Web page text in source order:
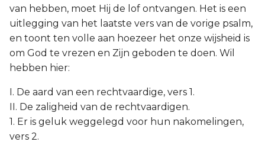
2 Johannes
3 Johannes
Openbaring
van hebben, moet Hij de lof ontvangen. Het is een
uitlegging van het laatste vers van de vorige psalm,
en toont ten volle aan hoezeer het onze wijsheid is
om God te vrezen en Zijn geboden te doen. Wil
hebben hier:
I. De aard van een rechtvaardige, vers 1.
II. De zaligheid van de rechtvaardigen.
1. Er is geluk weggelegd voor hun nakomelingen,
vers 2.